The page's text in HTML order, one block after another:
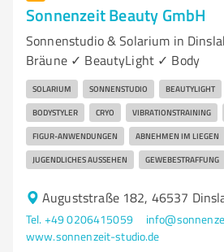
Sonnenzeit Beauty GmbH
Sonnenstudio & Solarium in
Bräune ✓ BeautyLight ✓ Body
SOLARIUM SONNENSTUDIO BEAUTYLIGHT
BODYSTYLER CRYO VIBRATIONSTRAINING
FIGUR-ANWENDUNGEN ABNEHMEN IM LIEGEN
JUGENDLICHES AUSSEHEN GEWEBESTRAFFUNG
Auguststraße 182, 46537
Tel. +49 0206415059
www.sonnenzeit-studio.de